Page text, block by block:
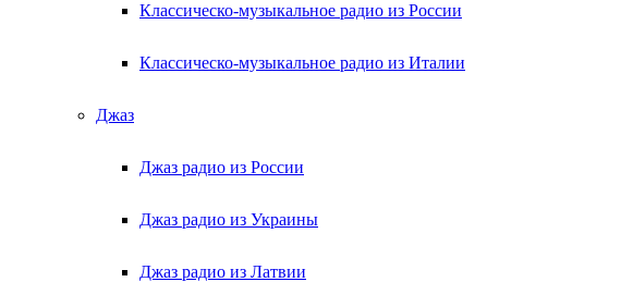
Классическо-музыкальное радио из России
Классическо-музыкальное радио из Италии
Джаз
Джаз радио из России
Джаз радио из Украины
Джаз радио из Латвии